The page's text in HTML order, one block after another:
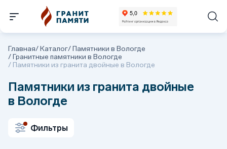
Главная/Каталог/Памятники в Вологде
/Гранитные памятники в Вологде
/ Памятники из гранита двойные в Вологде
Памятники из гранита двойные
в Вологде
Фильтры